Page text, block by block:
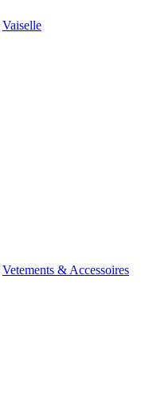
Vaiselle
Vetements & Accessoires